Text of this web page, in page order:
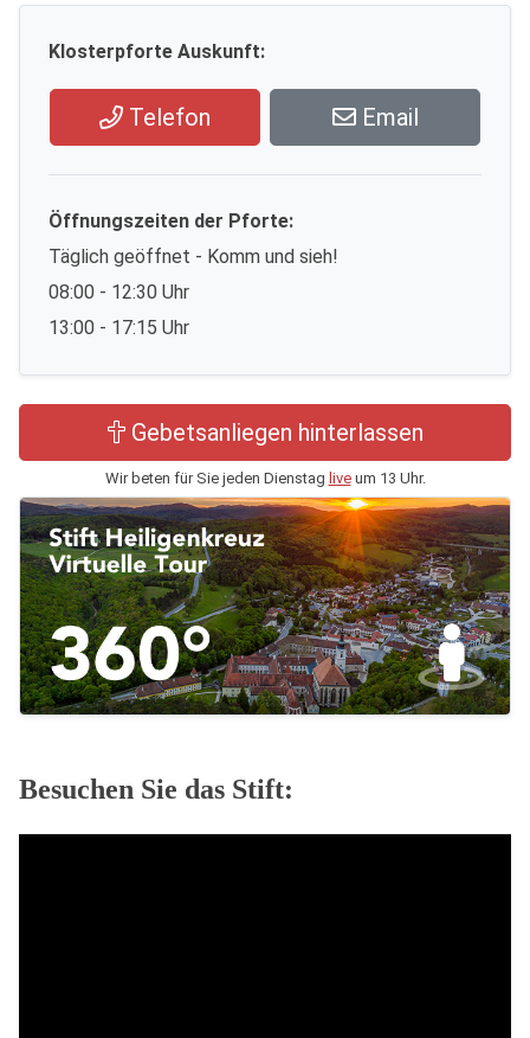
Klosterpforte Auskunft:
Telefon Email
Öffnungszeiten der Pforte:
Täglich geöffnet - Komm und sieh!
08:00 - 12:30 Uhr
13:00 - 17:15 Uhr
Gebetsanliegen hinterlassen
Wir beten für Sie jeden Dienstag liveum 13 Uhr.
Besuchen Sie das Stift: